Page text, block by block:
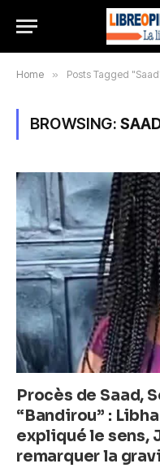
Home » Posts Tagged
BROWSING:
Procès de Saad,
“Bandirou” :
expliqué le sens,
remarquer la